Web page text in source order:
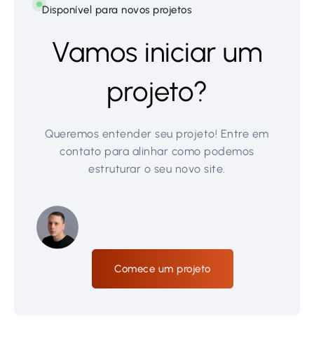
Disponível para novos projetos
Vamos iniciar um
projeto?
Queremos entender seu projeto! Entre em
contato para alinhar como podemos
estruturar o seu novo site.
Comece um projeto